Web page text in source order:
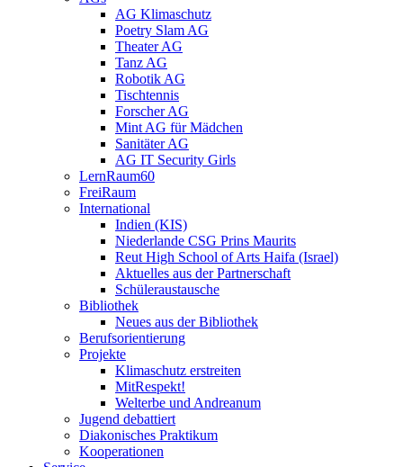
AG Klimaschutz
Poetry Slam AG
Theater AG
Tanz AG
Robotik AG
Tischtennis
Forscher AG
Mint AG für Mädchen
Sanitäter AG
AG IT Security Girls
LernRaum60
FreiRaum
International
Indien (KIS)
Niederlande CSG Prins Maurits
Reut High School of Arts Haifa (Israel)
Aktuelles aus der Partnerschaft
Schüleraustausche
Bibliothek
Neues aus der Bibliothek
Berufsorientierung
Projekte
Klimaschutz erstreiten
MitRespekt!
Welterbe und Andreanum
Jugend debattiert
Diakonisches Praktikum
Kooperationen